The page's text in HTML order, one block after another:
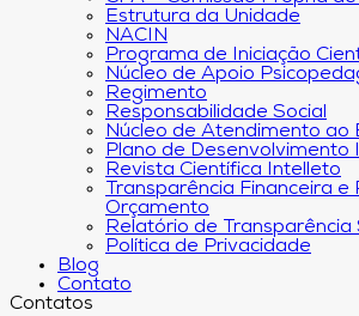
Estrutura da Unidade
NACIN
Programa de Iniciação
Núcleo de Apoio
Regimento
Responsabilidade Social
Núcleo de Atendimento ao
Plano de Desenvolvimento
Revista Científica Intelleto
Transparência Financeira e
Orçamento
Relatório de Transparência
Política de Privacidade
Blog
Contato
Contatos